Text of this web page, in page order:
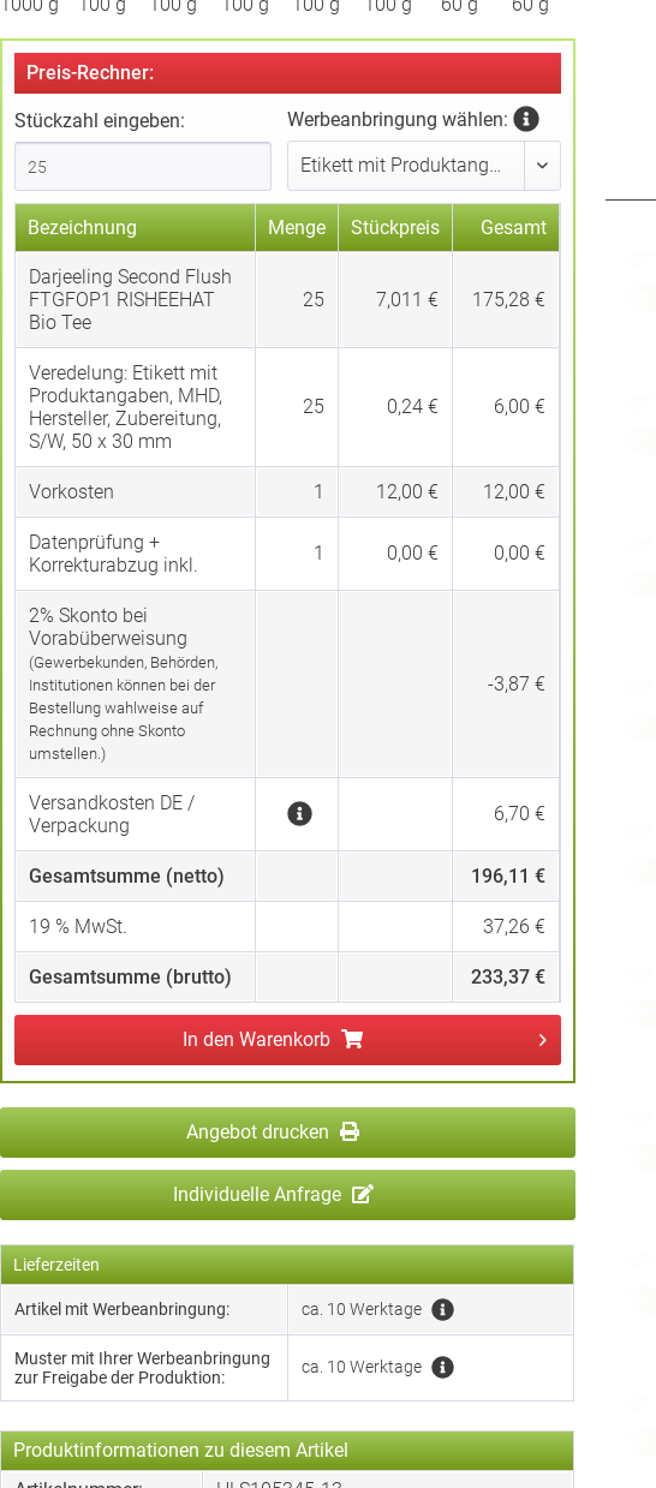
Preis-Rechner:
Stückzahl eingeben: Werbeanbringung wählen:
Bezeichnung Menge Stückpreis Gesamt
Darjeeling Second Flush
FTGFOP1 RISHEEHAT
Bio Tee
25 7,011 € 175,28 €
Veredelung: Etikett mit
Produktangaben, MHD,
Hersteller, Zubereitung,
S/W, 50 x 30 mm
25 0,24 € 6,00 €
Vorkosten 1 12,00 € 12,00 €
Datenprüfung +
Korrekturabzug inkl.
1 0,00 € 0,00 €
2% Skonto bei
Vorabüberweisung
(Gewerbekunden, Behörden,
Institutionen können bei der
Bestellung wahlweise auf
Rechnung ohne Skonto
umstellen.)
-3,87 €
Versandkosten DE /
Verpackung
6,70 €
Gesamtsumme (netto) 196,11 €
19 % MwSt. 37,26 €
Gesamtsumme (brutto) 233,37 €
In den Warenkorb
Angebot drucken
Individuelle Anfrage
Lieferzeiten
Artikel mit Werbeanbringung: ca. 10 Werktage
Muster mit Ihrer Werbeanbringung
zur Freigabe der Produktion:
ca. 10 Werktage
Produktinformationen zu diesem Artikel